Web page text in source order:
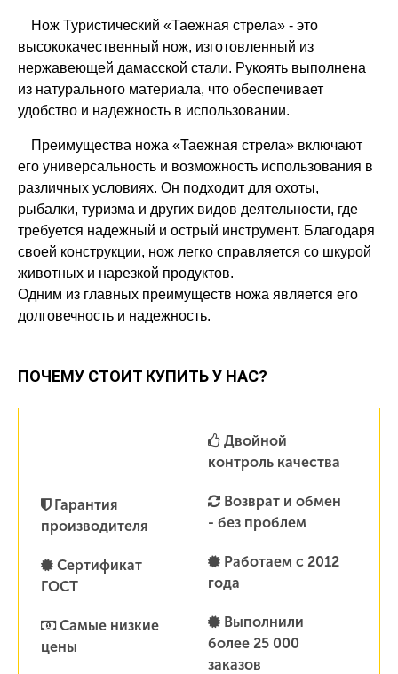
Нож Туристический «Таежная стрела» - это
высококачественный нож, изготовленный из
нержавеющей дамасской стали. Рукоять выполнена
из натурального материала, что обеспечивает
удобство и надежность в использовании.
Преимущества ножа «Таежная стрела» включают
его универсальность и возможность использования в
различных условиях. Он подходит для охоты,
рыбалки, туризма и других видов деятельности, где
требуется надежный и острый инструмент. Благодаря
своей конструкции, нож легко справляется со шкурой
животных и нарезкой продуктов.
Одним из главных преимуществ ножа является его
долговечность и надежность.
ПОЧЕМУ СТОИТ КУПИТЬ У НАС?
Гарантия
производителя
Сертификат
ГОСТ
Самые низкие
цены
Двойной
контроль качества
Возврат и обмен
- без проблем
Работаем с 2012
года
Выполнили
более 25 000
заказов